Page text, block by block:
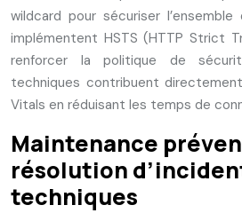
wildcard pour sécuriser
implémentent HSTS (HTTP Strict
renforcer la politique de
techniques contribuent
Vitals en réduisant les temps de
Maintenance
résolution
techniques